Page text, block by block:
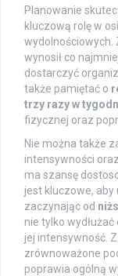
Planowanie
kluczową rolę w
wydolnościowych.
wynosił co
dostarczyć
także pamiętać o
trzy razy w
fizycznej oraz
Nie można także
intensywności
ma szansę
jest kluczowe, aby
zaczynając od
nie tylko
jej intensywność.
zrównoważone
poprawia ogólną